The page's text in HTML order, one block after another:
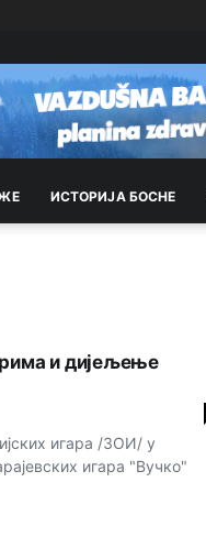
ИСТОРИЈА БОСНЕ
и дијељење
игара /ЗОИ/ у
игара "Вучко"